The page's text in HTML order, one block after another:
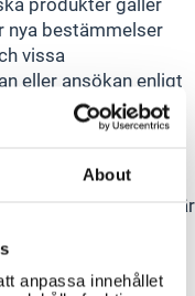
About
anpassa innehållet
nya bestämmelser
vissa
eller ansökan enligt
inte
Istället kan
Det är
behovet av
för att
behövs.